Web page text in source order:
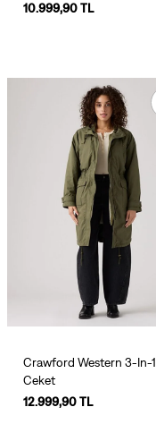
10.999,90 TL
Crawford Western 3-In-1
Ceket
12.999,90 TL